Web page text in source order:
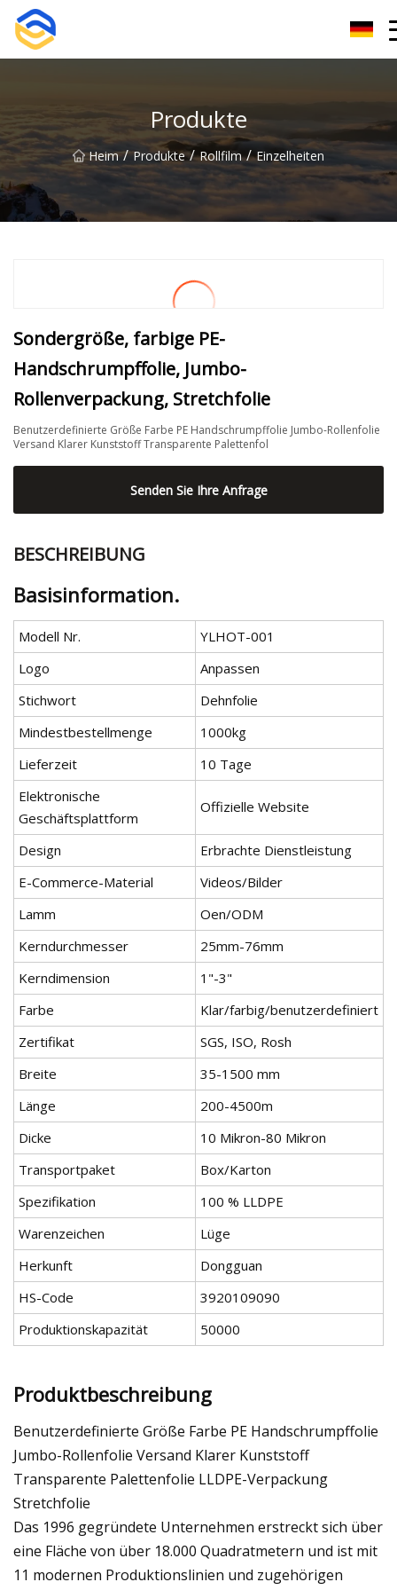
Produkte
Heim / Produkte / Rollfilm / Einzelheiten
Sondergröße, farbige PE-
Handschrumpffolie, Jumbo-
Rollenverpackung, Stretchfolie
Benutzerdefinierte Größe Farbe PE Handschrumpffolie Jumbo-Rollenfolie
Versand Klarer Kunststoff Transparente Palettenfol
Senden Sie Ihre Anfrage
BESCHREIBUNG
Basisinformation.
Modell Nr.
YLHOT-001
Logo
Anpassen
Stichwort
Dehnfolie
Mindestbestellmenge
1000kg
Lieferzeit
10 Tage
Elektronische
Geschäftsplattform
Offizielle Website
Design
Erbrachte Dienstleistung
E-Commerce-Material
Videos/Bilder
Lamm
Oen/ODM
Kerndurchmesser
25mm-76mm
Kerndimension
1"-3"
Farbe
Klar/farbig/benutzerdefiniert
Zertifikat
SGS, ISO, Rosh
Breite
35-1500 mm
Länge
200-4500m
Dicke
10 Mikron-80 Mikron
Transportpaket
Box/Karton
Spezifikation
100 % LLDPE
Warenzeichen
Lüge
Herkunft
Dongguan
HS-Code
3920109090
Produktionskapazität
50000
Produktbeschreibung
Benutzerdefinierte Größe Farbe PE Handschrumpffolie
Jumbo-Rollenfolie Versand Klarer Kunststoff
Transparente Palettenfolie LLDPE-Verpackung
Stretchfolie
Das 1996 gegründete Unternehmen erstreckt sich über
eine Fläche von über 18.000 Quadratmetern und ist mit
11 modernen Produktionslinien und zugehörigen